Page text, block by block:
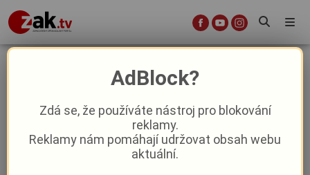
Olga Lounová vystoupí v Křimicích
Kultura Z kraje
Peggy Kýrová–10. 7. 2024|13:59
AdBlock?
Zdá se, že používáte nástroj pro blokování
reklamy.
Reklamy nám pomáhají udržovat obsah webu
aktuální.